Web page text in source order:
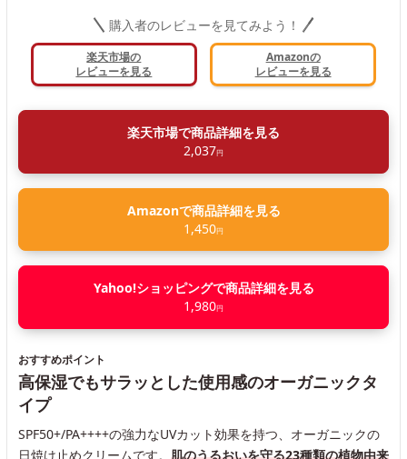
購入者のレビューを見てみよう！
楽天市場の
レビューを見る
Amazonの
レビューを見る
楽天市場で商品詳細を見る
2,037円
Amazonで商品詳細を見る
1,450円
Yahoo!ショッピングで商品詳細を見る
1,980円
おすすめポイント
高保湿でもサラッとした使用感のオーガニックタ
イプ
SPF50+/PA++++の強力なUVカット効果を持つ、オーガニックの
日焼け止めクリームです。 肌のうるおいを守る23種類の植物由来